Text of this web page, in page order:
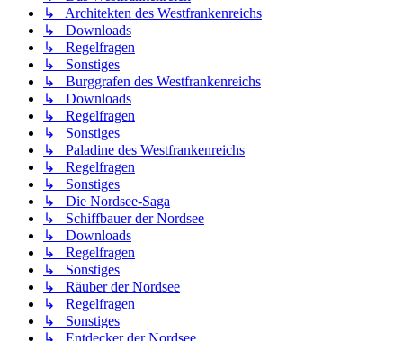
↳ Architekten des Westfrankenreichs
↳ Downloads
↳ Regelfragen
↳ Sonstiges
↳ Burggrafen des Westfrankenreichs
↳ Downloads
↳ Regelfragen
↳ Sonstiges
↳ Paladine des Westfrankenreichs
↳ Regelfragen
↳ Sonstiges
↳ Die Nordsee-Saga
↳ Schiffbauer der Nordsee
↳ Downloads
↳ Regelfragen
↳ Sonstiges
↳ Räuber der Nordsee
↳ Regelfragen
↳ Sonstiges